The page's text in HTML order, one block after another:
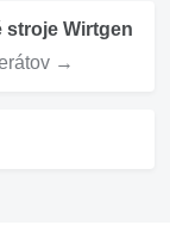
stroje Wirtgen
→